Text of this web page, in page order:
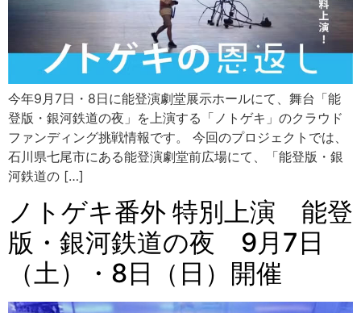
今年9月7日・8日に能登演劇堂展示ホールにて、舞台「能
登版・銀河鉄道の夜」を上演する「ノトゲキ」のクラウド
ファンディング挑戦情報です。 今回のプロジェクトでは、
石川県七尾市にある能登演劇堂前広場にて、「能登版・銀
河鉄道の […]
ノトゲキ番外 特別上演 能登
版・銀河鉄道の夜 9月7日
（土）・8日（日）開催